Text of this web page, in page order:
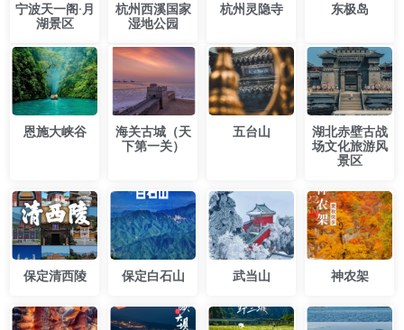
宁波天一阁·月
湖景区
杭州西溪国家
湿地公园
​杭州灵隐寺 东极岛
恩施大峡谷
海关古城（天
下第一关）
五台山
湖北赤壁古战
场文化旅游风
景区
保定清西陵 保定白石山 武当山 神农架